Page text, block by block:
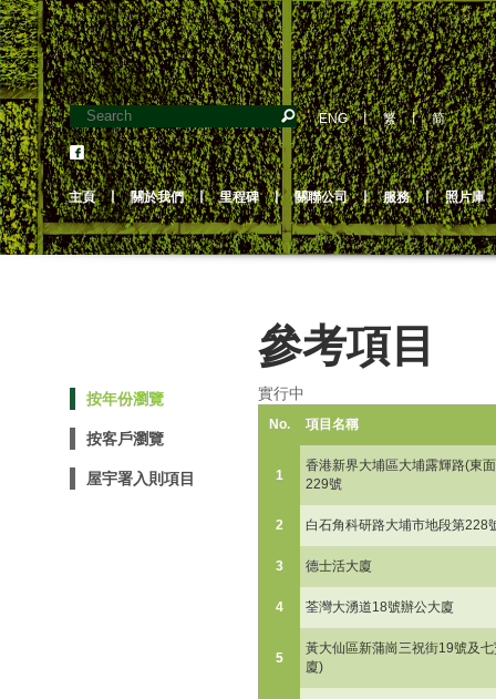
ENG丨繁丨简
主頁 丨 關於我們 丨 里程碑 丨 關聯公司 丨 服務 丨 照片庫
按年份瀏覽
按客戶瀏覽
屋宇署入則項目
參考項目
實行中
No. 項目名稱
1
香港新界大埔區大埔露輝路(東
229號
2 白石角科研路大埔市地段第228
3 德士活大廈
4 荃灣大湧道18號辦公大廈
5
黃大仙區新蒲崗三祝街19號及
廈)